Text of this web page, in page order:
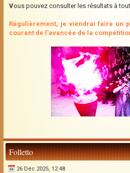
Vous pouvez consulter les résultats à
Régulièrement, je viendrai faire un
courant de l'avancée de la
Folletto
26 Déc 2025, 12:48